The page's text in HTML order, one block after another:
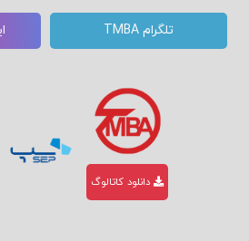
تلگرام TMBA
دانلود کاتالوگ